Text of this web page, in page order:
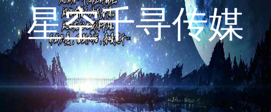
星空千寻传媒